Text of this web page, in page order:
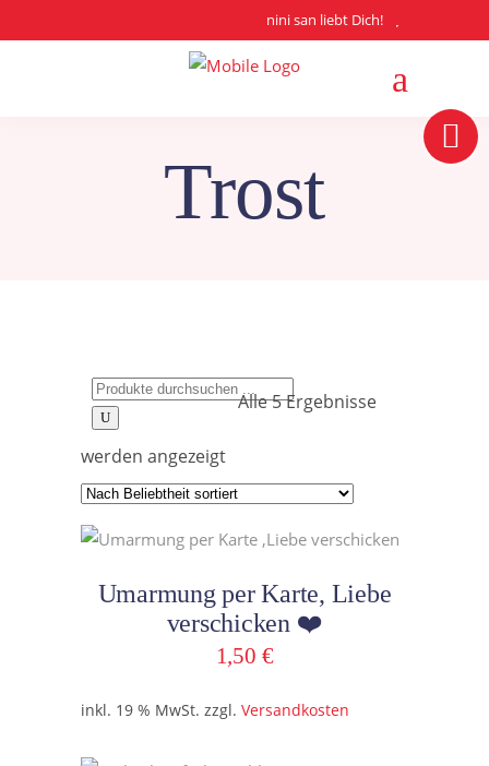
nini san liebt Dich!
Trost
Search
for:
Alle 5 Ergebnisse
werden angezeigtNach
Beliebtheit
Umarmung per Karte, Liebe
verschicken ❤️
1,50 €
inkl. 19 % MwSt. zzgl. Versandkosten